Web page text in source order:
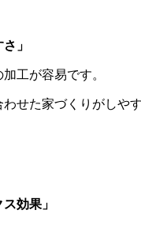
」
たり削ったり
せた家づくりがし
効果」